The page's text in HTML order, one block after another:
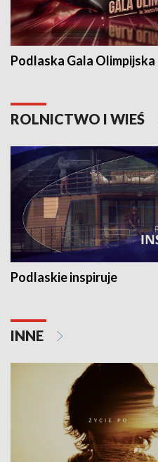
Podlaska Gala Olimpijska
ROLNICTWO I WIEŚ
Podlaskie inspiruje
INNE